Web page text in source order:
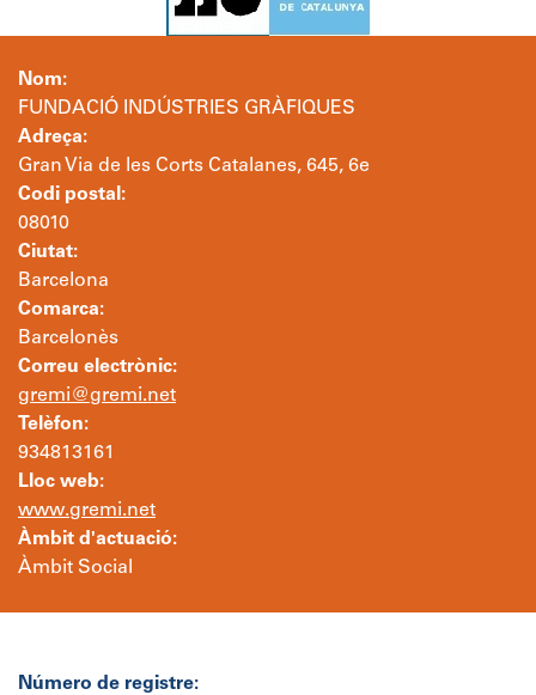
Nom:
FUNDACIÓ INDÚSTRIES GRÀFIQUES
Adreça:
Gran Via de les Corts Catalanes, 645, 6e
Codi postal:
08010
Ciutat:
Barcelona
Comarca:
Barcelonès
Correu electrònic:
gremi@gremi.net
Telèfon:
934813161
Lloc web:
www.gremi.net
Àmbit d'actuació:
Àmbit Social
Número de registre: